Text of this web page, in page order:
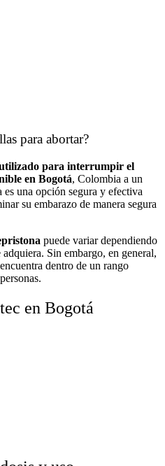
para abortar?
para interrumpir el
en Bogotá, Colombia a un
una opción segura y efectiva
su embarazo de manera segura
puede variar dependiendo
Sin embargo, en general,
dentro de un rango
en Bogotá